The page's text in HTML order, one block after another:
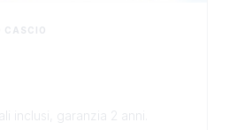
CASCIO
inclusi, garanzia 2 anni.